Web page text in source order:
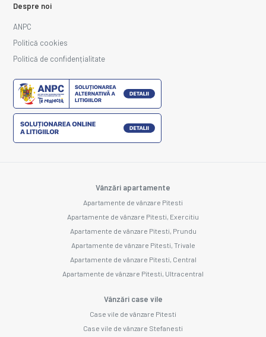
Despre noi
ANPC
Politică cookies
Politică de confidențialitate
Vânzări apartamente
Apartamente de vânzare Pitesti
Apartamente de vânzare Pitesti, Exercitiu
Apartamente de vânzare Pitesti, Prundu
Apartamente de vânzare Pitesti, Trivale
Apartamente de vânzare Pitesti, Central
Apartamente de vânzare Pitesti, Ultracentral
Vânzări case vile
Case vile de vânzare Pitesti
Case vile de vânzare Stefanesti